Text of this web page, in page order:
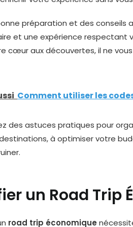
préparation et des conseils
et une expérience respectant
cœur aux découvertes, il ne
Comment utiliser les
un Road Trip
road trip économique